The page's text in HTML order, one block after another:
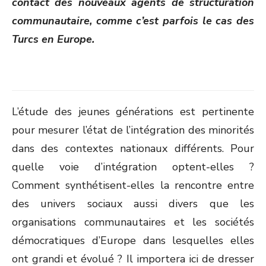
communautaire, comme c’est parfois le cas des
Turcs en Europe.
L’étude des jeunes générations est pertinente
pour mesurer l’état de l’intégration des minorités
dans des contextes nationaux différents. Pour
quelle voie d’intégration optent-elles ?
Comment synthétisent-elles la rencontre entre
des univers sociaux aussi divers que les
organisations communautaires et les sociétés
démocratiques d’Europe dans lesquelles elles
ont grandi et évolué ? Il importera ici de dresser